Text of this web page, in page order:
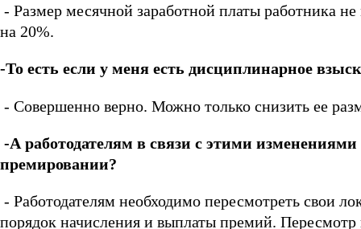
- Размер месячной заработной платы работника
на 20%.
-То есть если у меня есть дисциплинарное
- Совершенно верно. Можно только снизить ее
-А работодателям в связи с этими
премировании?
- Работодателям необходимо пересмотреть свои
порядок начисления и выплаты премий. Пересмотр